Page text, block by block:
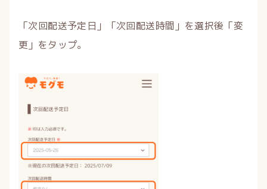
「次回配送予定日」「次回配送時間」を選択後「変
更」をタップ。